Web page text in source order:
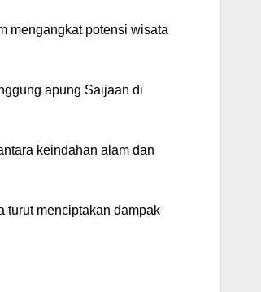
mengangkat potensi wisata
apung Saijaan di
keindahan alam dan
turut menciptakan dampak